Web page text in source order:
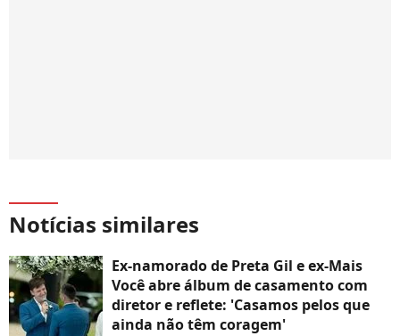
Notícias similares
Ex-namorado de Preta Gil e ex-Mais
Você abre álbum de casamento com
diretor e reflete: 'Casamos pelos que
ainda não têm coragem'